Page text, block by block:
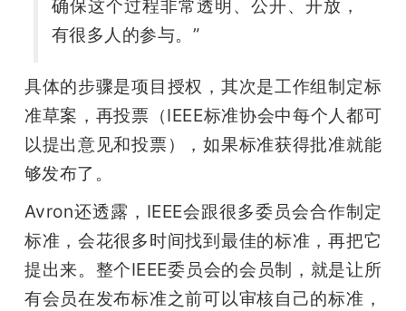
确保这个过程非常透明、公开、开放，
有很多人的参与。”
具体的步骤是项目授权，其次是工作组制定标
准草案，再投票（IEEE标准协会中每个人都可
以提出意见和投票），如果标准获得批准就能
够发布了。
Avron还透露，IEEE会跟很多委员会合作制定
标准，会花很多时间找到最佳的标准，再把它
提出来。整个IEEE委员会的会员制，就是让所
有会员在发布标准之前可以审核自己的标准，